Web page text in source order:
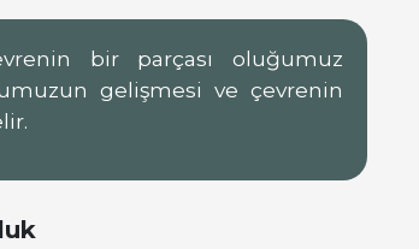
bir parçası oluğumuz
gelişmesi ve çevrenin